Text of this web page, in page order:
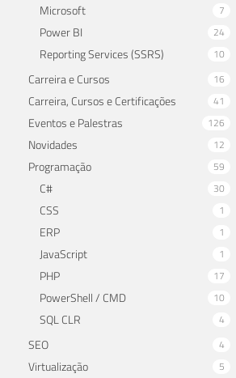
Microsoft 7
Power BI 24
Reporting Services (SSRS) 10
Carreira e Cursos 16
Carreira, Cursos e Certificações 41
Eventos e Palestras 126
Novidades 12
Programação 59
C# 30
CSS 1
ERP 1
JavaScript 1
PHP 17
PowerShell / CMD 10
SQL CLR 4
SEO 4
Virtualização 5